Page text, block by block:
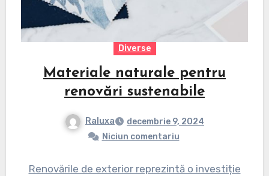
Diverse
Materiale naturale pentru
renovări sustenabile
Raluxa
decembrie 9, 2024
Niciun comentariu
Renovările de exterior reprezintă o investiție